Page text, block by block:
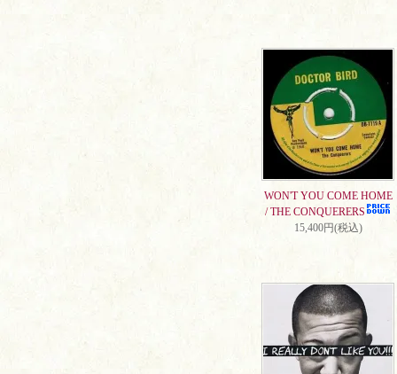
WON'T YOU COME HOME
/ THE CONQUERERS
15,400円(税込)